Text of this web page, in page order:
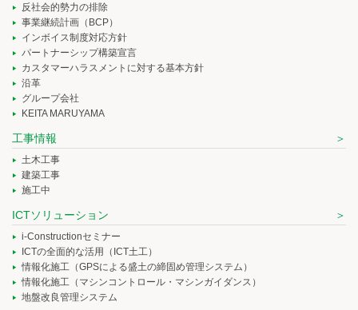
反社会的勢力の排除
事業継続計画（BCP）
インボイス制度対応方針
パートナーシップ構築宣言
カスタマーハラスメントに対する基本方針
沿革
グループ会社
KEITA MARUYAMA
工事情報
土木工事
建築工事
施工中
ICTソリューション
i-Constructionセミナー
ICTの全面的な活用（ICT土工）
情報化施工（GPSによる盛土の締固め管理システム）
情報化施工（マシンコントロール・マシンガイダンス）
地盤改良管理システム